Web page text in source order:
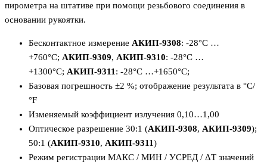
пирометра на штативе при помощи резьбового соединения в
основании рукоятки.
Бесконтактное измерение АКИП-9308: -28°С …
+760°С; АКИП-9309, АКИП-9310: -28°С …
+1300°С; АКИП-9311: -28°С …+1650°С;
Базовая погрешность ±2 %; отображение результата в °С/
°F
Изменяемый коэффициент излучения 0,10…1,00
Оптическое разрешение 30:1 (АКИП-9308, АКИП-9309);
50:1 (АКИП-9310, АКИП-9311)
Режим регистрации МАКС / МИН / УСРЕД / ΔТ значений